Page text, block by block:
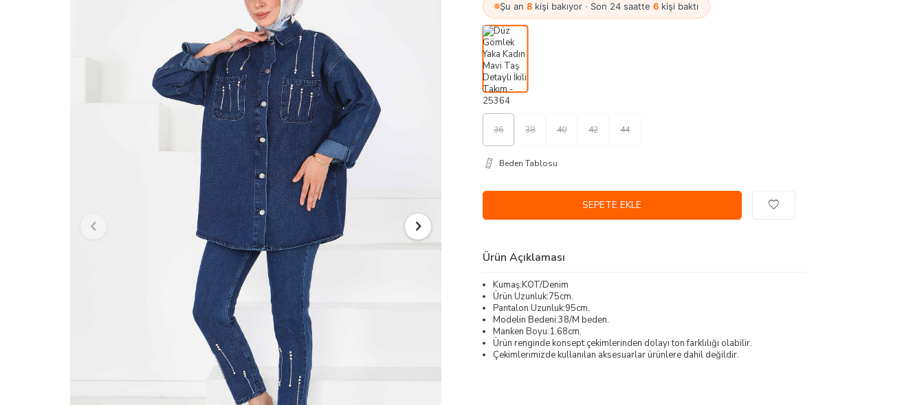
Şu an 8 kişi bakıyor · Son 24 saatte 6 kişi baktı
36 38 40 42 44
Beden Tablosu
SEPETE EKLE
Ürün Açıklaması
Kumaş:KOT/Denim
Ürün Uzunluk:75cm.
Pantalon Uzunluk:95cm.
Modelin Bedeni:38/M beden.
Manken Boyu:1.68cm.
Ürün renginde konsept çekimlerinden dolayı ton farklılığı olabilir.
Çekimlerimizde kullanılan aksesuarlar ürünlere dahil değildir.